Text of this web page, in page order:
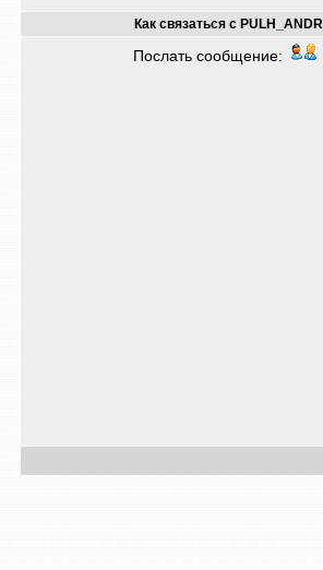
Как связаться с PULH_ANDR
Послать сообщение: